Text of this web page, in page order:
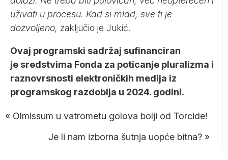
uživati u procesu. Kad si mlad, sve ti je
dozvoljeno, zaključio je Jukić.
Ovaj programski sadržaj sufinanciran
je sredstvima Fonda za poticanje pluralizma i
raznovrsnosti elektroničkih medija iz
programskog razdoblja u 2024. godini.
« Olmissum u vatrometu golova bolji od Torcide!
Je li nam izborna šutnja uopće bitna? »